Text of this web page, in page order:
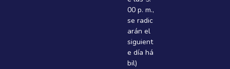
00 p. m.,
se radic
arán el
siguient
e dí­a há
bil)